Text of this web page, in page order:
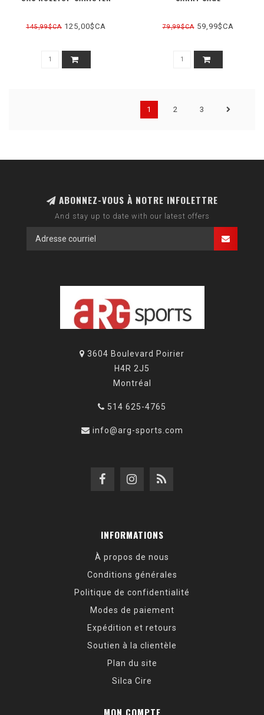
145,99$CA 125,00$CA 79,99$CA59,99$CA
1 2 3
ABONNEZ-VOUS À NOTRE INFOLETTRE
And stay up to date with our latest offers
3604 Boulevard Poirier
H4R 2J5
Montréal
514 625-4765
info@arg-sports.com
INFORMATIONS
À propos de nous
Conditions générales
Politique de confidentialité
Modes de paiement
Expédition et retours
Soutien à la clientèle
Plan du site
Silca Cire
MON COMPTE